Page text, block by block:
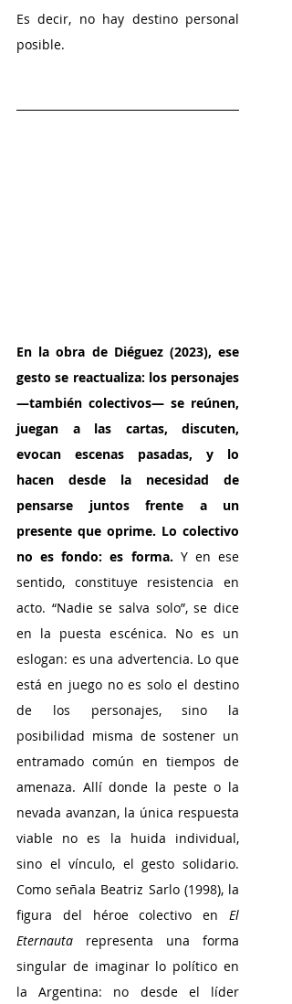
Es decir, no hay destino personal
posible.
En la obra de Diéguez (2023), ese
gesto se reactualiza: los personajes
—también colectivos— se reúnen,
juegan a las cartas, discuten,
evocan escenas pasadas, y lo
hacen desde la necesidad de
pensarse juntos frente a un
presente que oprime. Lo colectivo
no es fondo: es forma. Y en ese
sentido, constituye resistencia en
acto. “Nadie se salva solo”, se dice
en la puesta escénica. No es un
eslogan: es una advertencia. Lo que
está en juego no es solo el destino
de los personajes, sino la
posibilidad misma de sostener un
entramado común en tiempos de
amenaza. Allí donde la peste o la
nevada avanzan, la única respuesta
viable no es la huida individual,
sino el vínculo, el gesto solidario.
Como señala Beatriz Sarlo (1998), la
figura del héroe colectivo en El
Eternauta representa una forma
singular de imaginar lo político en
la Argentina: no desde el líder